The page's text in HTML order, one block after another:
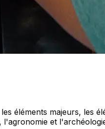
éléments majeurs, les
l'agronomie et